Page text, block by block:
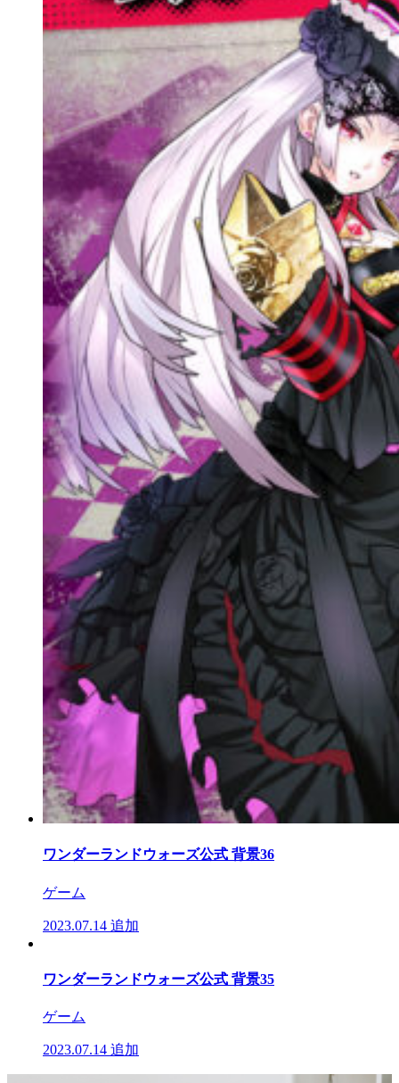
ワンダーランドウォーズ公式 背景36
ゲーム
2023.07.14 追加
ワンダーランドウォーズ公式 背景35
ゲーム
2023.07.14 追加